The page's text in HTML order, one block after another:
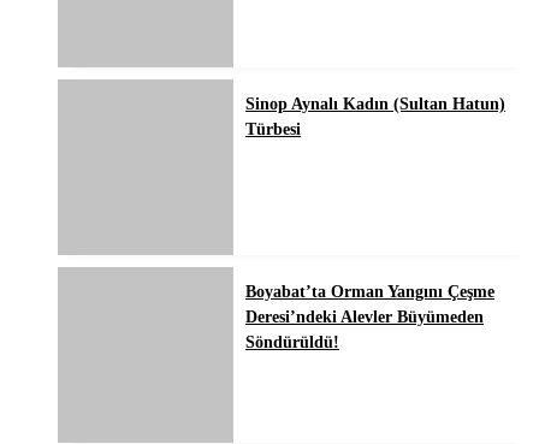
Sinop Aynalı Kadın (Sultan Hatun)
Türbesi
Boyabat’ta Orman Yangını Çeşme
Deresi’ndeki Alevler Büyümeden
Söndürüldü!